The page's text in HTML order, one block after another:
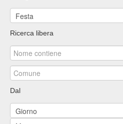
Ricerca libera
Dal